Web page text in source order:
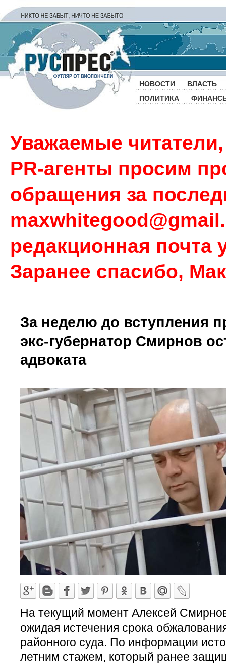
НОВОСТИ
ВЛАСТЬ
ПОЛИТИКА
Уважаемые
PR-агенты просим
обращения за
редакционная почта
Заранее спасибо,
За неделю до вступления
экс-губернатор Смирнов
адвоката
На текущий момент Алексей
ожидая истечения срока
районного суда. По информации
летним стажем, который ранее